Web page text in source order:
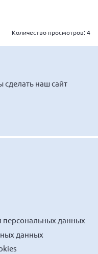
Количество просмотров:4
наш сайт
персональных данных
данных